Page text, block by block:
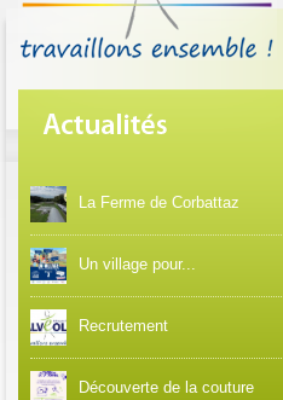
La Ferme de Corbattaz
Un village pour...
Recrutement
Découverte de la couture